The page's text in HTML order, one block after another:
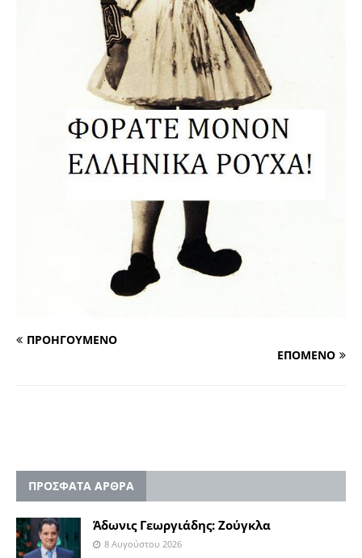
ΠΡΟΗΓΟΥΜΕΝΟ
ΕΠΟΜΕΝΟ
ΠΡΟΣΦΑΤΑ ΑΡΘΡΑ
Άδωνις Γεωργιάδης: Ζούγκλα
8 Αυγούστου 2026